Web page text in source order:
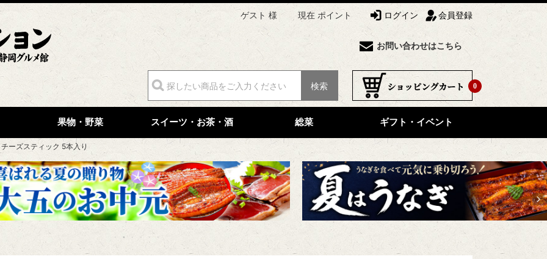
ゲスト 様 現在 ポイント ログイン 会員登録
お問い合わせはこちら
0
検索
果物・野菜 スイーツ・お茶・酒 総菜 ギフト・イベント
ーズスティック 5本入り